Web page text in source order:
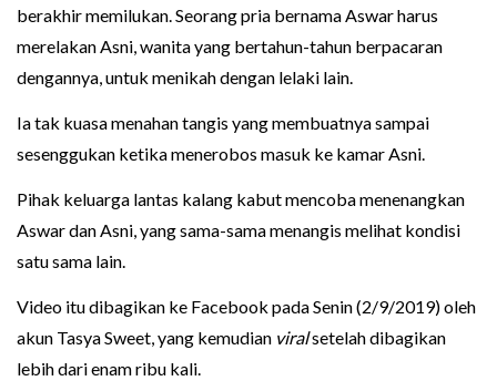
berakhir memilukan. Seorang pria bernama Aswar harus
merelakan Asni, wanita yang bertahun-tahun berpacaran
dengannya, untuk menikah dengan lelaki lain.
Ia tak kuasa menahan tangis yang membuatnya sampai
sesenggukan ketika menerobos masuk ke kamar Asni.
Pihak keluarga lantas kalang kabut mencoba menenangkan
Aswar dan Asni, yang sama-sama menangis melihat kondisi
satu sama lain.
Video itu dibagikan ke Facebook pada Senin (2/9/2019) oleh
akun Tasya Sweet, yang kemudian viralsetelah dibagikan
lebih dari enam ribu kali.